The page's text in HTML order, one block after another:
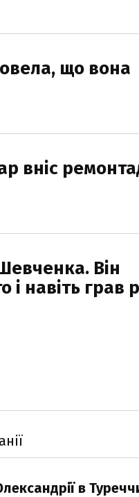
що вона
вніс
Він
і навіть грав
в